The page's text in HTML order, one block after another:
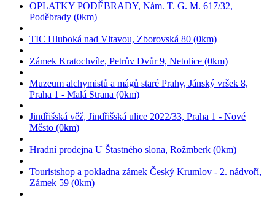
OPLATKY PODĚBRADY, Nám. T. G. M. 617/32,
Poděbrady (0km)
TIC Hluboká nad Vltavou, Zborovská 80 (0km)
Zámek Kratochvíle, Petrův Dvůr 9, Netolice (0km)
Muzeum alchymistů a mágů staré Prahy, Jánský vršek 8,
Praha 1 - Malá Strana (0km)
Jindřišská věž, Jindřišská ulice 2022/33, Praha 1 - Nové
Město (0km)
Hradní prodejna U Štastného slona, Rožmberk (0km)
Touristshop a pokladna zámek Český Krumlov - 2. nádvoří,
Zámek 59 (0km)